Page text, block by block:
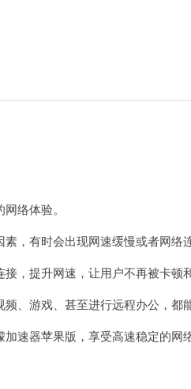
络体验。
有时会出现网速缓慢或者网络连
提升网速，让用户不再被卡顿和
游戏、甚至进行远程办公，都
速器苹果版，享受高速稳定的网